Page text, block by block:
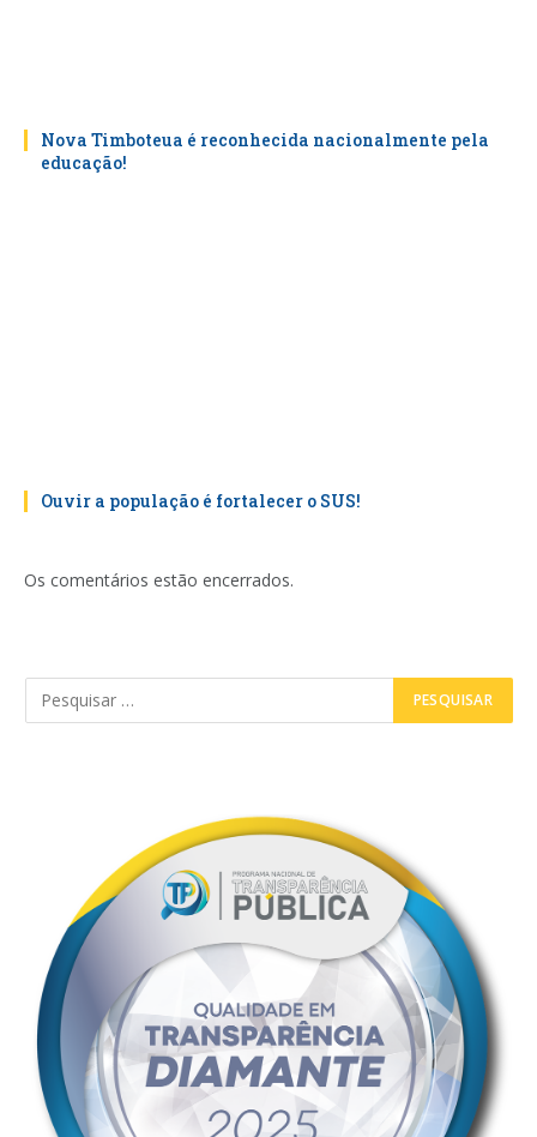
Nova Timboteua é reconhecida nacionalmente pela
educação!
Ouvir a população é fortalecer o SUS!
Os comentários estão encerrados.